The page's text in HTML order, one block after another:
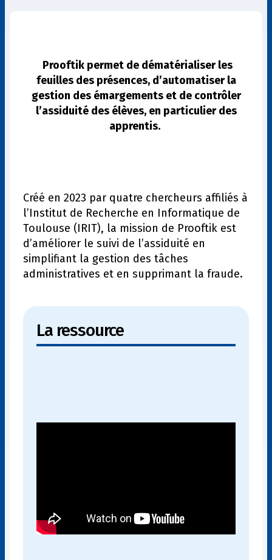
Prooftik permet de dématérialiser les
feuilles des présences, d’automatiser la
gestion des émargements et de contrôler
l’assiduité des élèves, en particulier des
apprentis.
Créé en 2023 par quatre chercheurs affiliés à
l’Institut de Recherche en Informatique de
Toulouse (IRIT), la mission de Prooftik est
d’améliorer le suivi de l’assiduité en
simplifiant la gestion des tâches
administratives et en supprimant la fraude.
La ressource